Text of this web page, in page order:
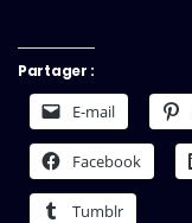
Partager :
E-mail
Facebook
Tumblr